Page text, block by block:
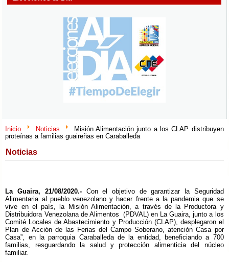
Inicio Noticias
Misión Alimentación junto a los CLAP distribuyen
proteínas a familias guaireñas en Caraballeda
Noticias
La Guaira, 21/08/2020.-Con el objetivo de garantizar la Seguridad
Alimentaria al pueblo venezolano y hacer frente a la pandemia que se
vive en el país, la Misión Alimentación, a través de la Productora y
Distribuidora Venezolana de Alimentos (PDVAL) en La Guaira, junto a los
Comité Locales de Abastecimiento y Producción (CLAP), desplegaron el
Plan de Acción de las Ferias del Campo Soberano, atención Casa por
Casa”, en la parroquia Caraballeda de la entidad, beneficiando a 700
familias, resguardando la salud y protección alimenticia del núcleo
familiar.